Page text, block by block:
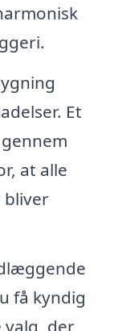
Et
at alle
bliver
få kyndig
valg, der